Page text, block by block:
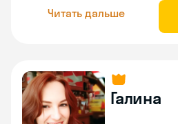
Читать дальше
Галина